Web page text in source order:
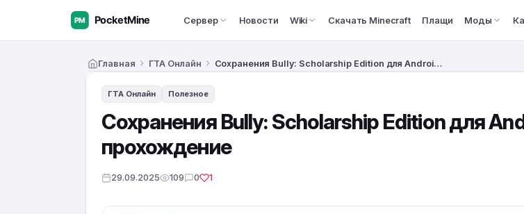
Сервер Новости Wiki Скачать Minecraft Плащи Моды
Главная ГТА Онлайн Сохранения Bully: Scholarship Edition для Androi…
ГТА Онлайн Полезное
Сохранения Bully: Scholarship Edition для
прохождение
29.09.2025 109 0 1